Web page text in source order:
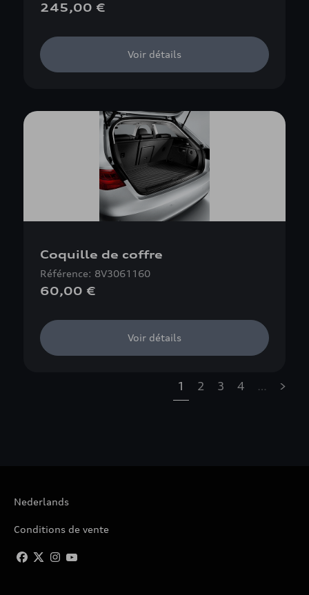
245,00 €
Voir détails
Coquille de coffre
Référence: 8V3061160
60,00 €
Voir détails
1 2 3 4 … »
Nederlands
Conditions de vente